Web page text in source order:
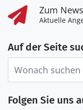
Zum
Aktuelle
Auf der Seite
Folgen Sie uns